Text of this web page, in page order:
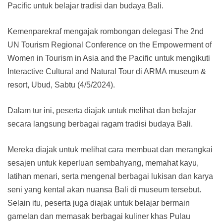
Pacific untuk belajar tradisi dan budaya Bali.
Kemenparekraf mengajak rombongan delegasi The 2nd
UN Tourism Regional Conference on the Empowerment of
Women in Tourism in Asia and the Pacific untuk mengikuti
Interactive Cultural and Natural Tour di ARMA museum &
resort, Ubud, Sabtu (4/5/2024).
Dalam tur ini, peserta diajak untuk melihat dan belajar
secara langsung berbagai ragam tradisi budaya Bali.
Mereka diajak untuk melihat cara membuat dan merangkai
sesajen untuk keperluan sembahyang, memahat kayu,
latihan menari, serta mengenal berbagai lukisan dan karya
seni yang kental akan nuansa Bali di museum tersebut.
Selain itu, peserta juga diajak untuk belajar bermain
gamelan dan memasak berbagai kuliner khas Pulau